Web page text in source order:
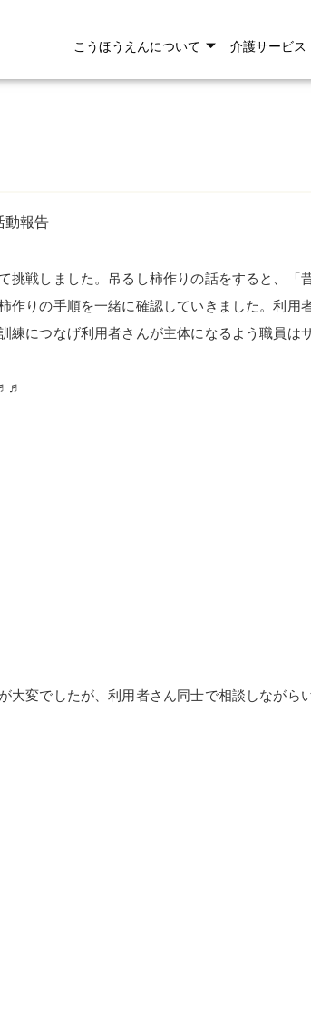
こうほうえんについて 介護サービス
動報告
挑戦しました。吊るし柿作りの話をすると、「
作りの手順を一緒に確認していきました。利用
練につなげ利用者さんが主体になるよう職員は
大変でしたが、利用者さん同士で相談しながら